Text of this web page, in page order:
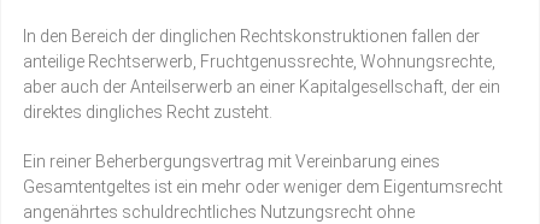
In den Bereich der dinglichen Rechtskonstruktionen fallen der
anteilige Rechtserwerb, Fruchtgenussrechte, Wohnungsrechte,
aber auch der Anteilserwerb an einer Kapitalgesellschaft, der ein
direktes dingliches Recht zusteht.
Ein reiner Beherbergungsvertrag mit Vereinbarung eines
Gesamtentgeltes ist ein mehr oder weniger dem Eigentumsrecht
angenährtes schuldrechtliches Nutzungsrecht ohne